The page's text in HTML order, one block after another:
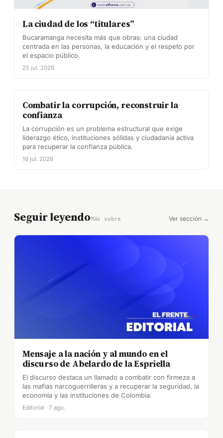
La ciudad de los “titulares”
Bucaramanga necesita más que obras: una ciudad
centrada en las personas, la educación y el respeto por
el espacio público.
25 jul. 2026
Combatir la corrupción, reconstruir la
confianza
La corrupción es un problema estructural que exige
liderazgo ético, instituciones sólidas y ciudadanía activa
para recuperar la confianza pública.
18 jul. 2026
Seguir leyendoMás sobre Ver sección →
Mensaje a la nación y al mundo en el
discurso de Abelardo de la Espriella
El discurso destaca un llamado a combatir con firmeza a
las mafias narcoguerrilleras y a recuperar la seguridad, la
economía y las instituciones de Colombia.
Editorial · 7 ago.